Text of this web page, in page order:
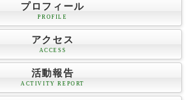
プロフィール
PROFILE
アクセス
ACCESS
活動報告
ACTIVITY REPORT